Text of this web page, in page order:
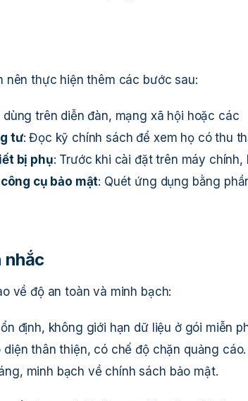
nên thực hiện thêm các bước sau:
trên diễn đàn, mạng xã hội hoặc các
tư: Đọc kỹ chính sách để xem họ có thu
bị phụ: Trước khi cài đặt trên máy chính,
cụ bảo mật: Quét ứng dụng bằng
nhắc
về độ an toàn và minh bạch:
định, không giới hạn dữ liệu ở gói miễn
thân thiện, có chế độ chặn quảng cáo.
minh bạch về chính sách bảo mật.